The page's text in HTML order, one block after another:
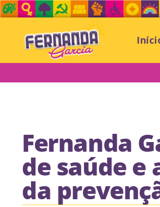
Fernanda
de saúde
da